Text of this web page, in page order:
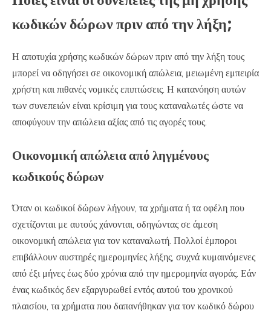
κωδικών δώρων πριν από την λήξη;
Η αποτυχία χρήσης κωδικών δώρων πριν από την λήξη τους
μπορεί να οδηγήσει σε οικονομική απώλεια, μειωμένη εμπειρία
χρήστη και πιθανές νομικές επιπτώσεις. Η κατανόηση αυτών
των συνεπειών είναι κρίσιμη για τους καταναλωτές ώστε να
αποφύγουν την απώλεια αξίας από τις αγορές τους.
Οικονομική απώλεια από ληγμένους
κωδικούς δώρων
Όταν οι κωδικοί δώρων λήγουν, τα χρήματα ή τα οφέλη που
σχετίζονται με αυτούς χάνονται, οδηγώντας σε άμεση
οικονομική απώλεια για τον καταναλωτή. Πολλοί έμποροι
επιβάλλουν αυστηρές ημερομηνίες λήξης, συχνά κυμαινόμενες
από έξι μήνες έως δύο χρόνια από την ημερομηνία αγοράς. Εάν
ένας κωδικός δεν εξαργυρωθεί εντός αυτού του χρονικού
πλαισίου, τα χρήματα που δαπανήθηκαν για τον κωδικό δώρου